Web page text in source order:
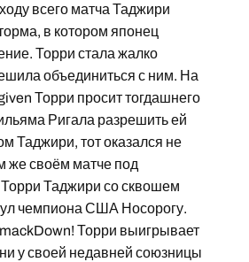
всего матча Таджири
в котором японец
Торри стала жалко
объединиться с ним. На
Торри просит тогдашнего
Ригала разрешить ей
Таджири, тот оказался не
же своём матче под
Таджири со сквошем
чемпиона США Носорогу.
Торри выигрывает
у своей недавней союзницы